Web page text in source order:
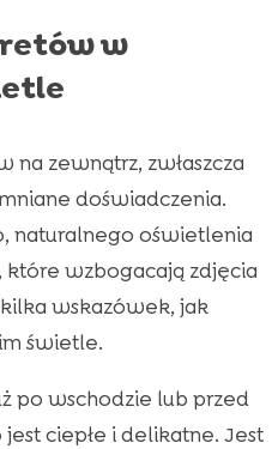
w
zewnątrz, zwłaszcza
doświadczenia.
naturalnego oświetlenia
wzbogacają zdjęcia
wskazówek, jak
świetle.
po wschodzie lub przed
jest ciepłe i delikatne. Jest